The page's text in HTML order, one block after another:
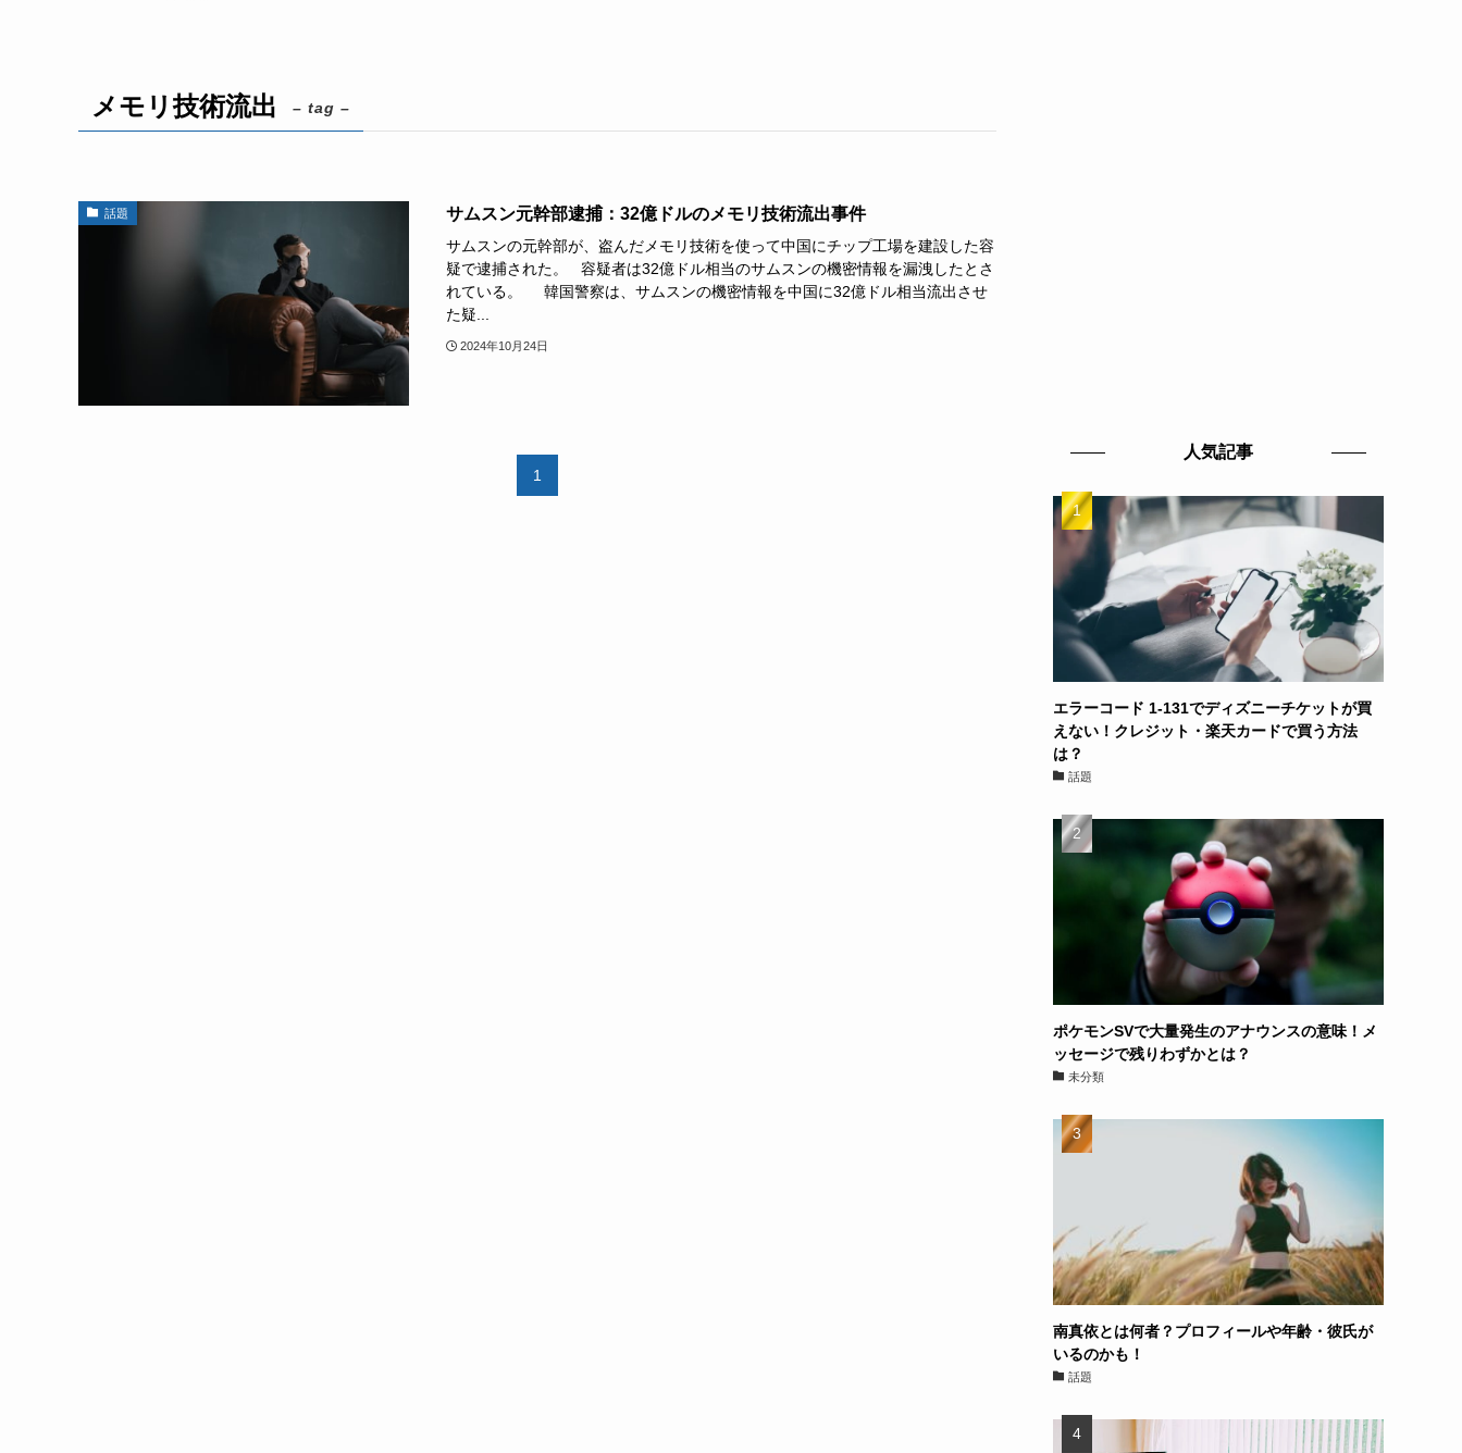
メモリ技術流出 – tag –
話題 サムスン元幹部逮捕：32億ドルのメモリ技術流出事件
サムスンの元幹部が、盗んだメモリ技術を使って中国にチップ工場を建設した容
疑で逮捕された。 容疑者は32億ドル相当のサムスンの機密情報を漏洩したとさ
れている。 韓国警察は、サムスンの機密情報を中国に32億ドル相当流出させ
た疑...
2024年10月24日
1
人気記事
エラーコード 1-131でディズニーチケットが買
えない！クレジット・楽天カードで買う方法
は？
話題
ポケモンSVで大量発生のアナウンスの意味！メ
ッセージで残りわずかとは？
未分類
南真依とは何者？プロフィールや年齢・彼氏が
いるのかも！
話題